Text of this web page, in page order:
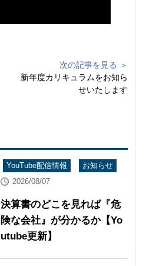
次の記事を見る ＞
新年度カリキュラムをお知ら
せいたします
YouTube配信情報
お知らせ
2026/08/07
決算書のどこを見れば『危
険な会社』が分かるか【Yo
utube更新】